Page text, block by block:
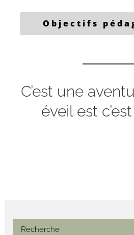
Objectifs
C’est une
éveil est
Recherche